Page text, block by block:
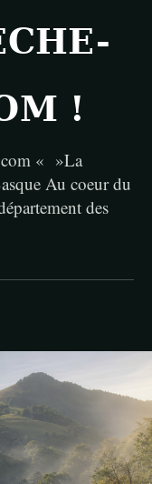
!
« »La
Au coeur du
des